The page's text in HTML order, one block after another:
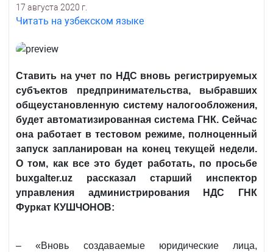
17 августа 2020 г.
Читать на узбекском языке
Ставить на учет по НДС вновь регистрируемых
субъектов предпринимательства, выбравших
общеустановленную систему налогообложения,
будет автоматизированная система ГНК. Сейчас
она работает в тестовом режиме, полноценный
запуск запланирован на конец текущей недели.
О том, как все это будет работать, по просьбе
buxgalter.uz
рассказал старший инспектор
управления администрирования НДС ГНК
Фуркат КУШЧОНОВ:
– «Вновь создаваемые юридические лица,